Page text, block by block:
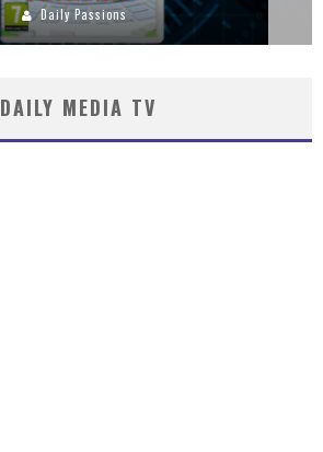
Daily Passions
DAILY MEDIA TV